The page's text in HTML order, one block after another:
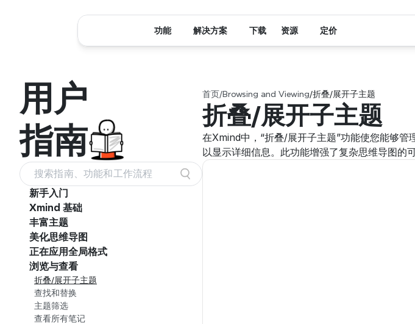
用户
指南
搜索指南、功能和工作流程
新手入门
Xmind 基础
丰富主题
美化思维导图
正在应用全局格式
浏览与查看
折叠/展开子主题
查找和替换
主题筛选
查看所有笔记
首页/Browsing and Viewing/折叠/展开子主题
折叠/展开子主题
在Xmind中，“折叠/展开子主题”功能使您能够
以显示详细信息。此功能增强了复杂思维导图的
功能 解决方案 下载 资源 定价